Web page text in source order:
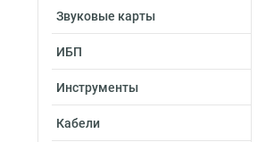
Звуковые карты
ИБП
Инструменты
Кабели